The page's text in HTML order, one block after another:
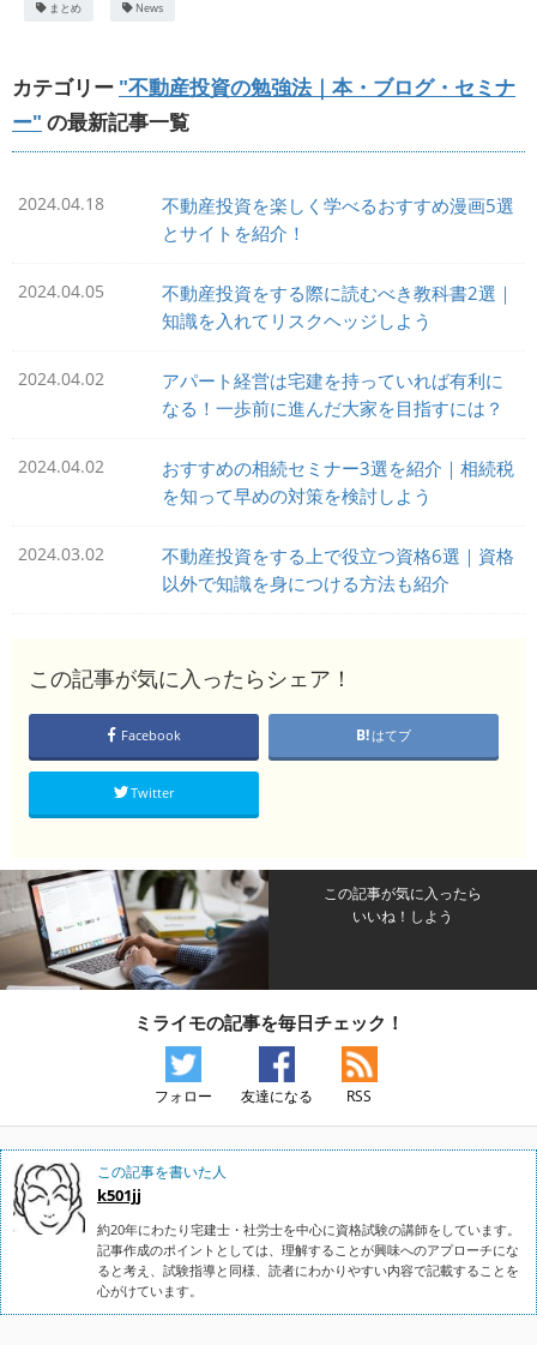
まとめ News
カテゴリー "不動産投資の勉強法｜本・ブログ・セミナ
ー" の最新記事一覧
2024.04.18
不動産投資を楽しく学べるおすすめ漫画5選
とサイトを紹介！
2024.04.05
不動産投資をする際に読むべき教科書2選｜
知識を入れてリスクヘッジしよう
2024.04.02
アパート経営は宅建を持っていれば有利に
なる！一歩前に進んだ大家を目指すには？
2024.04.02
おすすめの相続セミナー3選を紹介｜相続税
を知って早めの対策を検討しよう
2024.03.02
不動産投資をする上で役立つ資格6選｜資格
以外で知識を身につける方法も紹介
この記事が気に入ったらシェア！
Facebook はてブ
Twitter
この記事が気に入ったら
いいね！しよう
ミライモの記事を毎日チェック！
フォロー 友達になる RSS
この記事を書いた人
k501jj
約20年にわたり宅建士・社労士を中心に資格試験の講師をしています。
記事作成のポイントとしては、理解することが興味へのアプローチにな
ると考え、試験指導と同様、読者にわかりやすい内容で記載することを
心がけています。